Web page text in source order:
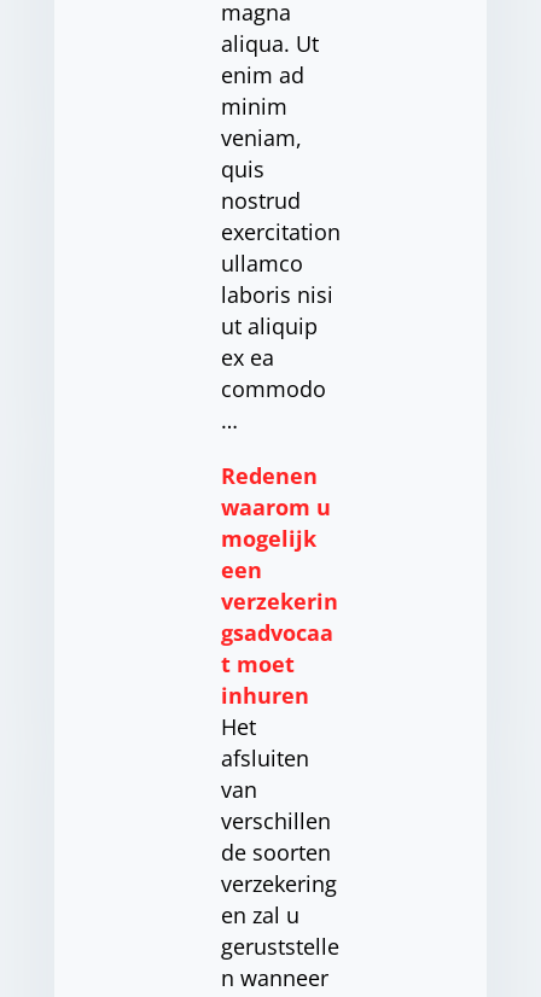
magna
aliqua. Ut
enim ad
minim
veniam,
quis
nostrud
exercitation
ullamco
laboris nisi
ut aliquip
ex ea
commodo
…
Redenen
waarom u
mogelijk
een
verzekerin
gsadvocaa
t moet
inhuren
Het
afsluiten
van
verschillen
de soorten
verzekering
en zal u
geruststelle
n wanneer